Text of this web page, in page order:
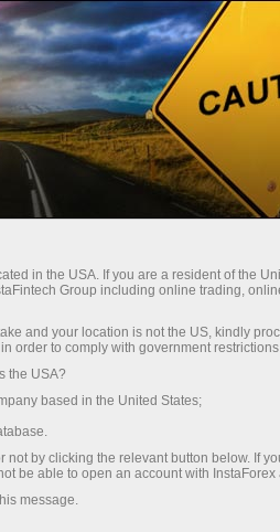
Analytics
InstaForex TV
ทสัมภาษณ์
ภาษณ์
and actors tell their
famed analysts and
of the world of finance
and pitfalls of the
traders share their
InstaForex. The Video
chance to be engaged
interesting people.
in the USA. If you are a resident of the
Group including online trading,
and your location is not the US, kindly
order to comply with government
the USA?
based in the United States;
by clicking the relevant button below. If
be able to open an account with InstaForex
message.